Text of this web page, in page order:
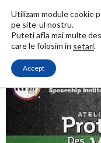
Utilizam module cookie
pe site-ul nostru.
Puteti afla mai multe
care le folosim in setari.
Accept